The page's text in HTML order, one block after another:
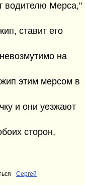
водителю Мерса,"
ставит его
на
этим мерсом в
и они уезжают
сторон,
Сергей